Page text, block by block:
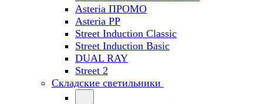
Asteria ПРОМО
Asteria PP
Street Induction Classic
Street Induction Basic
DUAL RAY
Street 2
Складские светильники